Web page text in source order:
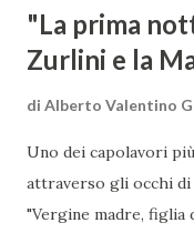
"La prima
Zurlini e la
di Alberto Valentino
Uno dei capolavori
attraverso gli occhi di
"Vergine madre, figlia